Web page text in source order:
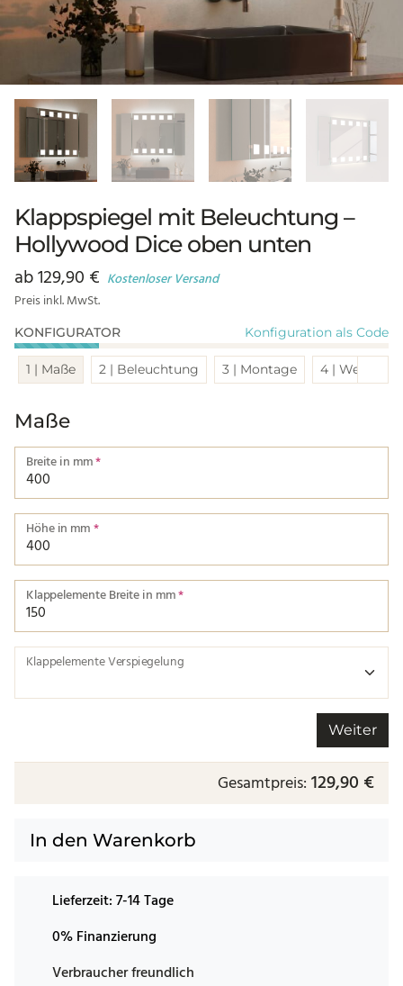
Klappspiegel mit Beleuchtung –
Hollywood Dice oben unten
ab129,90 € Kostenloser Versand
Preis inkl. MwSt.
KONFIGURATOR Konfiguration als Code
1 | Maße 2 | Beleuchtung 3 | Montage 4 | Weitere
Maße
Breite in mm*
Breite von einer Kante bis zur nächsten.
Höhe in mm*
Höhe von einer Kante bis zur nächsten.
Klappelemente Breite in mm*
Klappelemente Verspiegelung
Weiter
Gesamtpreis: 129,90 €
In den Warenkorb
Lieferzeit:7-14 Tage
0% Finanzierung
Verbraucher freundlich